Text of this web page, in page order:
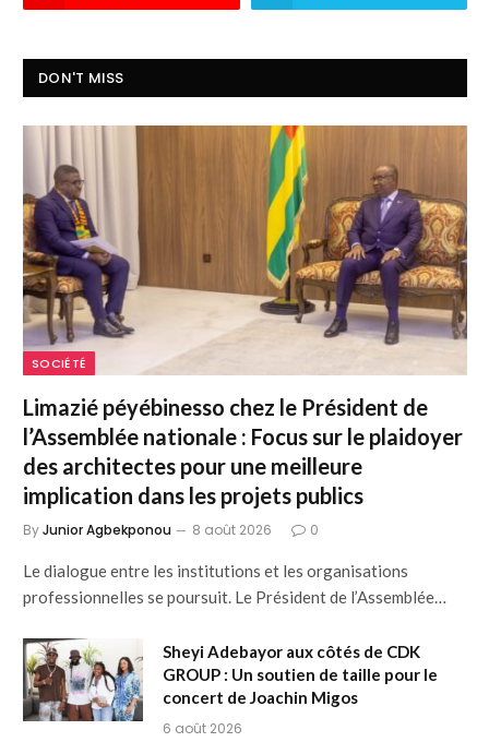
DON'T MISS
SOCIÉTÉ
Limazié péyébinesso chez le Président de
l’Assemblée nationale : Focus sur le plaidoyer
des architectes pour une meilleure
implication dans les projets publics
ByJunior Agbekponou 8 août 2026 0
Le dialogue entre les institutions et les organisations
professionnelles se poursuit. Le Président de l’Assemblée…
Sheyi Adebayor aux côtés de CDK
GROUP : Un soutien de taille pour le
concert de Joachin Migos
6 août 2026